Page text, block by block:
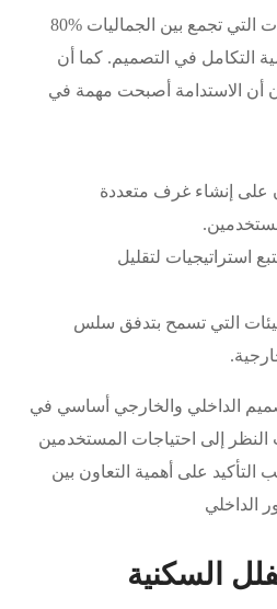
80% من الناس يفضلون المساحات التي تجمع بين الجماليات
التكامل في التصميم. كما أن
أن الاستدامة أصبحت مهمة في
على إنشاء غرف متعددة
استراتيجيات لتقليل
البيئات التي تسمح بتدفق سلس
الداخلي والخارجي أساسي في
النظر إلى احتياجات المستخدمين
التأكيد على أهمية التعاون بين
السكنية